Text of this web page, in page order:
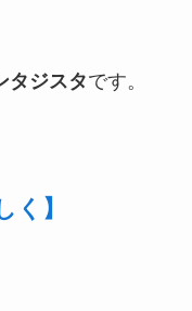
タジスタです。
く】